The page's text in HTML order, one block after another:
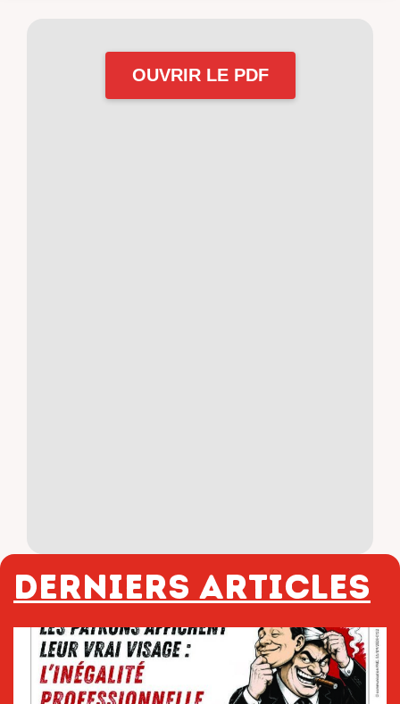
OUVRIR LE PDF
Derniers articles